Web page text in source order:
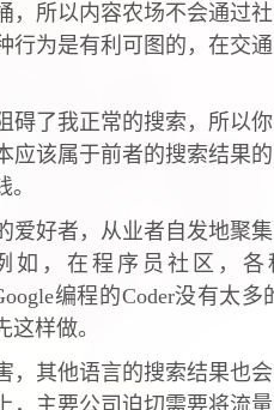
，所以内容农场不会通过
行为是有利可图的，在交
碍了我正常的搜索，所以
应该属于前者的搜索结果
爱好者，从业者自发地聚
，在程序员社区，各
编程的Coder没有太
样做。
，其他语言的搜索结果也
，主要公司迫切需要将流